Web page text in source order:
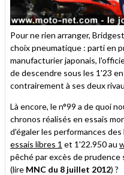
Pour ne rien arranger,
choix pneumatique : parti en
manufacturier japonais,
de descendre sous les 1'23
contrairement à ses deux
Là encore, le n°99 a de quoi
chronos réalisés en essais
d'égaler les performances
essais libres 1 et 1'22.950 au
pêché par excès de
(lire MNC du 8 juillet 2012) ?